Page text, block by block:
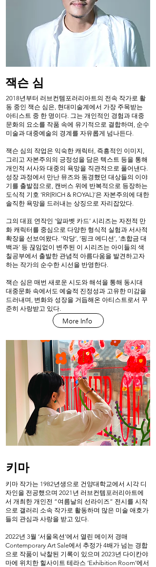
​잭슨 심
2018년부터 러브컨템포러리아트의 전속 작가로 활
동 중인 잭슨 심은, 현대미술계에서 가장 주목받는
아티스트 중 한 명이다. 그는 개인적인 경험과 대중
문화의 요소를 작품 속에 유기적으로 결합하며, 순수
미술과 대중예술의 경계를 자유롭게 넘나든다.
잭슨 심의 작업은 익숙한 캐릭터, 즉흥적인 이미지,
그리고 자본주의의 긍정성을 담은 텍스트 등을 통해
개인적 서사와 대중의 욕망을 직관적으로 풀어낸다.
성장 과정에서 만난 뮤즈와 동경했던 대상들의 이야
기를 출발점으로, 캔버스 위에 반복적으로 등장하는
도식적 기호 ‘RR(RICH & ROYAL)’은 자본주의에 대한
솔직한 욕망을 드러내는 상징으로 자리잡았다.
그의 대표 연작인 ‘알파벳 카드’ 시리즈는 자전적 만
화 캐릭터를 중심으로 다양한 형식적 실험과 서사적
확장을 선보여왔다. ‘악당’, ‘핑크 에디션’, ‘초합금 대
백과’ 등 끊임없이 변주된 이 시리즈는 아이들의 색
칠공부에서 출발한 관념적 아름다움을 발견하고자
하는 작가의 순수한 시선을 반영한다.
잭슨 심은 매번 새로운 시도와 해석을 통해 동시대
대중문화 속에서도 예술적 진정성과 고유한 미감을
드러내며, 변화와 성장을 거듭해온 아티스트로서 꾸
준히 사랑받고 있다.
More Info
키마
키마 작가는 1982년생으로 건양대학교에서 시각 디
자인을 전공했으며 2021년 러브컨템포러리아트에
서 개최한 개인전 “여름날의 선라이즈” 전시를 시작
으로 갤러리 소속 작가로 활동하며 많은 미술 애호가
들의 관심과 사랑을 받고 있다.
2022년 3월 ‘서울옥션’에서 열린 메이저 경매
Contemporary Art Sale에서 추정가 4배가 넘는 경합
으로 작품이 낙찰된 기록이 있으며 2023년 다이칸야
마에 위치한 힐사이트 테라스 ‘Exhibition Room’에서